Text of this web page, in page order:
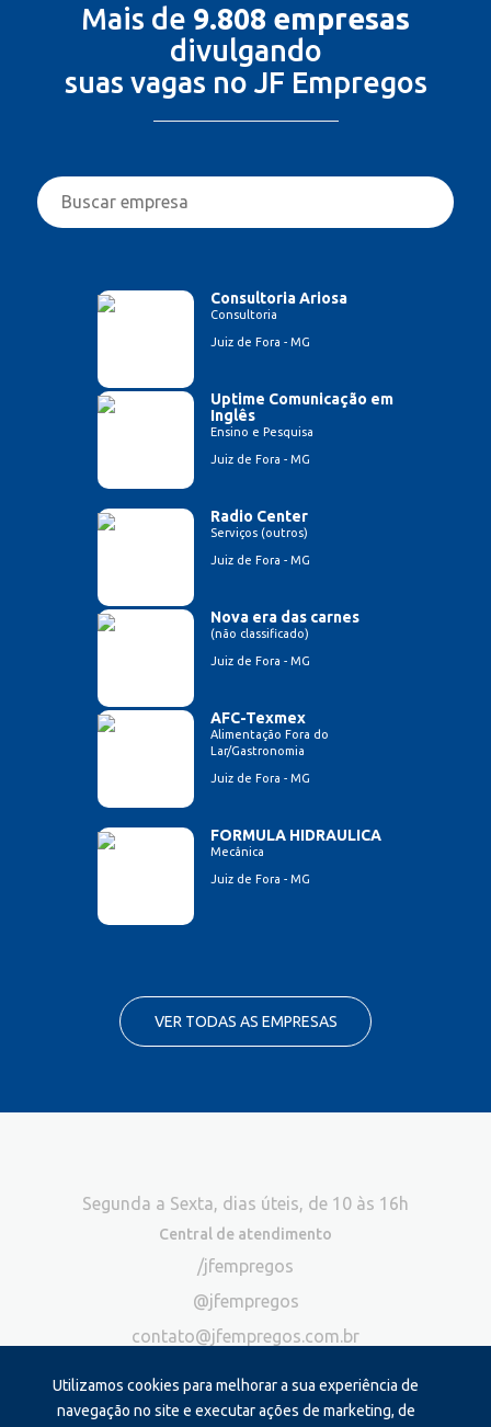
Mais de 9.808 empresas
divulgando
suas vagas no JF Empregos
Consultoria Ariosa
Consultoria
Juiz de Fora - MG
Uptime Comunicação em
Inglês
Ensino e Pesquisa
Juiz de Fora - MG
Radio Center
Serviços (outros)
Juiz de Fora - MG
Nova era das carnes
(não classificado)
Juiz de Fora - MG
AFC-Texmex
Alimentação Fora do
Lar/Gastronomia
Juiz de Fora - MG
FORMULA HIDRAULICA
Mecânica
Juiz de Fora - MG
VER TODAS AS EMPRESAS
Utilizamos cookies para melhorar a sua experiência de
navegação no site e executar ações de marketing, de
Segunda a Sexta, dias úteis, de 10 às 16h
Central de atendimento
/jfempregos
@jfempregos
contato@jfempregos.com.br
Publicidade